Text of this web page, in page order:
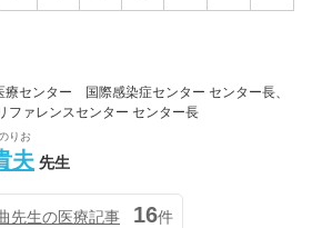
療センター 国際感染症センター センター長、
ファレンスセンター センター長
りお
夫 先生
先生の医療記事 16件